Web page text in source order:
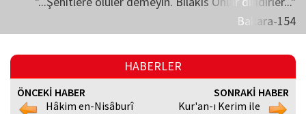
Bakara-154
HABERLER
ÖNCEKİ HABER
Hâkim en-Nisâburî
SONRAKİ HABER
Kur'an-ı Kerim ile